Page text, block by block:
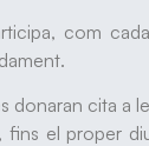
com
cita a
fins el proper